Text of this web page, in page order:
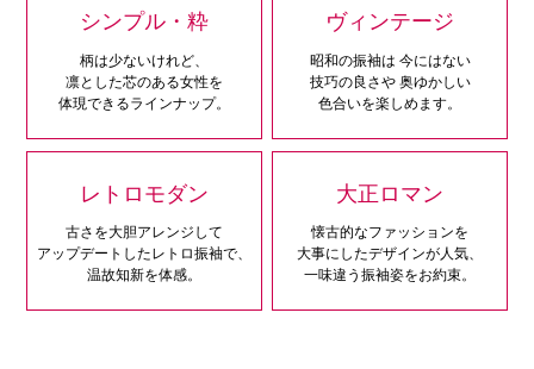
シンプル・粋
柄は少ないけれど、
凛とした芯のある女性を
体現できるラインナップ。
ヴィンテージ
昭和の振袖は 今にはない
技巧の良さや奥ゆかしい
色合いを楽しめます。
レトロモダン
古さを大胆アレンジして
アップデートしたレトロ振袖で、
温故知新を体感。
大正ロマン
懐古的なファッションを
大事にしたデザインが人気、
一味違う振袖姿をお約束。